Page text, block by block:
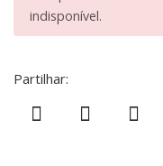
indisponível.
Partilhar: